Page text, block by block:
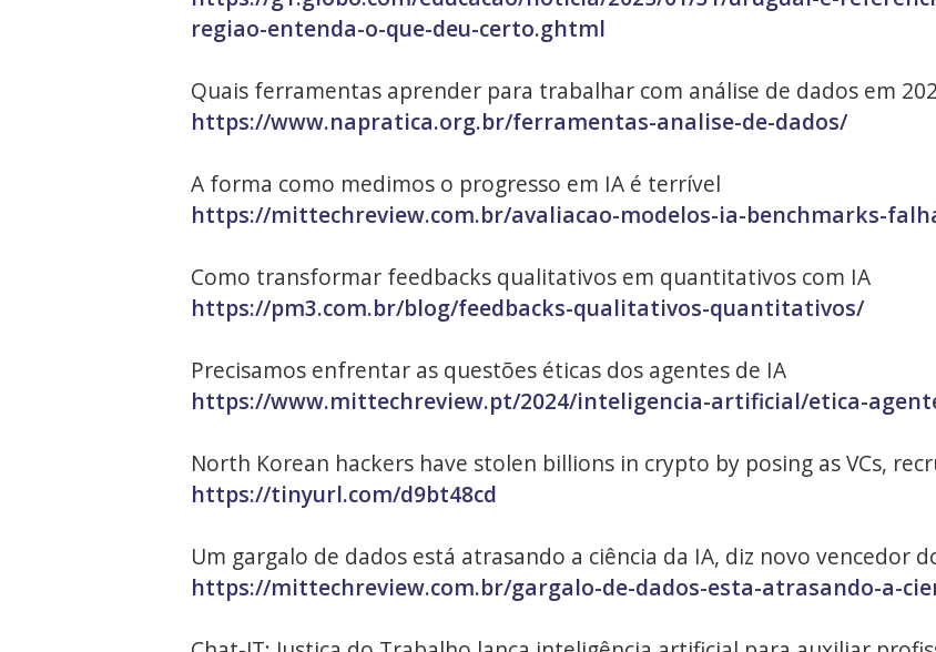
regiao-entenda-o-que-deu-certo.ghtml
Quais ferramentas aprender para trabalhar com análise de dados em
https://www.napratica.org.br/ferramentas-analise-de-dados/
A forma como medimos o progresso em IA é terrível
https://mittechreview.com.br/avaliacao-modelos-ia-benchmarks-
Como transformar feedbacks qualitativos em quantitativos com IA
https://pm3.com.br/blog/feedbacks-qualitativos-quantitativos/
Precisamos enfrentar as questões éticas dos agentes de IA
https://www.mittechreview.pt/2024/inteligencia-artificial/etica-
North Korean hackers have stolen billions in crypto by posing as VCs,
https://tinyurl.com/d9bt48cd
Um gargalo de dados está atrasando a ciência da IA, diz novo vencedor
https://mittechreview.com.br/gargalo-de-dados-esta-atrasando-a-